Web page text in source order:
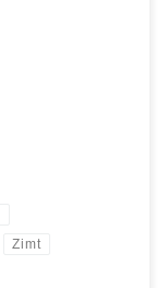
Zimt